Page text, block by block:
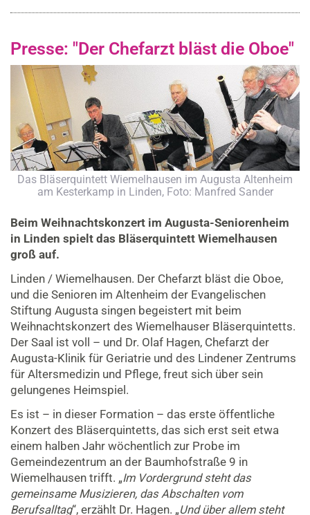
Presse: "Der Chefarzt bläst die Oboe"
Das Bläserquintett Wiemelhausen im Augusta Altenheim
am Kesterkamp in Linden, Foto: Manfred Sander
Beim Weihnachtskonzert im Augusta-Seniorenheim
in Linden spielt das Bläserquintett Wiemelhausen
groß auf.
Linden / Wiemelhausen. Der Chefarzt bläst die Oboe,
und die Senioren im Altenheim der Evangelischen
Stiftung Augusta singen begeistert mit beim
Weihnachtskonzert des Wiemelhauser Bläserquintetts.
Der Saal ist voll – und Dr. Olaf Hagen, Chefarzt der
Augusta-Klinik für Geriatrie und des Lindener Zentrums
für Altersmedizin und Pflege, freut sich über sein
gelungenes Heimspiel.
Es ist – in dieser Formation – das erste öffentliche
Konzert des Bläserquintetts, das sich erst seit etwa
einem halben Jahr wöchentlich zur Probe im
Gemeindezentrum an der Baumhofstraße 9 in
Wiemelhausen trifft. „Im Vordergrund steht das
gemeinsame Musizieren, das Abschalten vom
Berufsalltag“, erzählt Dr. Hagen. „Und über allem steht